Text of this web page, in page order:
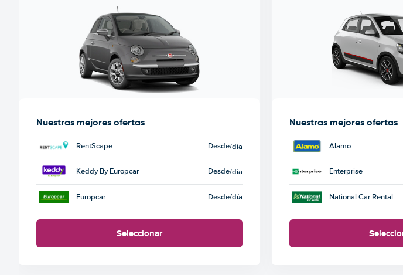
Nuestras mejores ofertas
RentScape Desde/día
Keddy By Europcar Desde/día
Europcar Desde/día
Seleccionar
Nuestras mejores ofertas
Alamo
Enterprise
National Car Rental